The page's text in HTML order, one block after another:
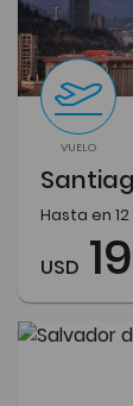
VUELO
Hasta en
USD